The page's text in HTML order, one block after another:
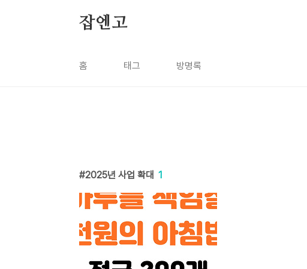
잡엔고
홈 태그 방명록
2025년 사업 확대 1